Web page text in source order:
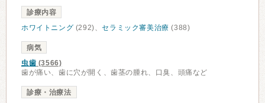
診療内容
ホワイトニング (292)、セラミック審美治療 (388)
病気
虫歯 (3566)
歯が痛い、歯に穴が開く、歯茎の腫れ、口臭、頭痛など
診療・治療法